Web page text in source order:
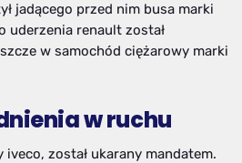
jadącego przed nim busa marki
uderzenia renault został
w samochód ciężarowy marki
w ruchu
został ukarany mandatem.